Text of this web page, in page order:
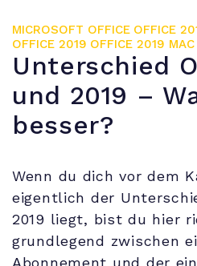
MICROSOFT OFFICE OFFICE
OFFICE 2019 OFFICE 2019 MAC
Unterschied
und 2019 –
besser?
Wenn du dich vor dem
eigentlich der
2019 liegt, bist du hier
grundlegend zwischen